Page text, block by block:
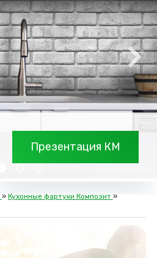
Презентация КМ
» Кухонные фартуки Композит »